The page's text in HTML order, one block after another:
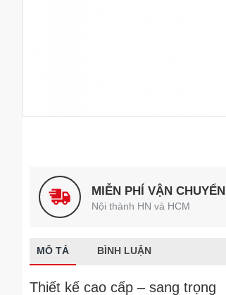
MIỄN PHÍ VẬN CHUYỂN
Nội thành HN và HCM
MÔ TẢ BÌNH LUẬN
Thiết kế cao cấp – sang trọng